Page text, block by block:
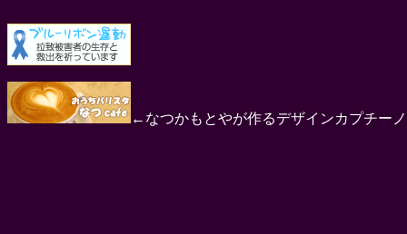
←なつかもとやが作るデザインカプチー